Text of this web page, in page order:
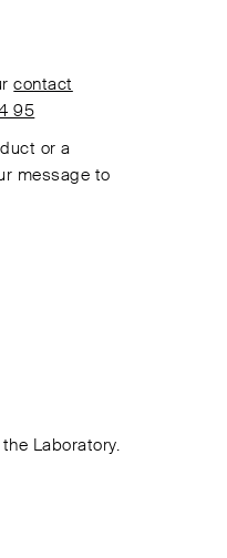
contact
95
or a
message to
Laboratory.